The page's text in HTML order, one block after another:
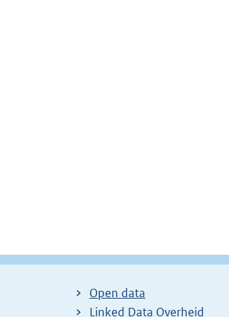
Open data
Linked Data Overheid